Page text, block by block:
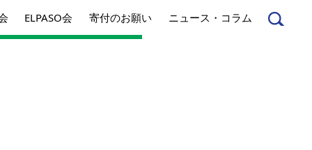
ELPASO会 寄付のお願い ニュース・コラム